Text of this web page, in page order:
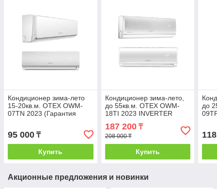
Кондиционер зима-лето
15-20кв.м. OTEX OWM-
07TN 2023 (Гарантия
95 000 ₸
Купить
Кондиционер зима-лето,
до 55кв.м. OTEX OWM-
18TI 2023 INVERTER
инсталляцией
187 200₸
208 000 ₸
Купить
до
Акционные предложения и новинки